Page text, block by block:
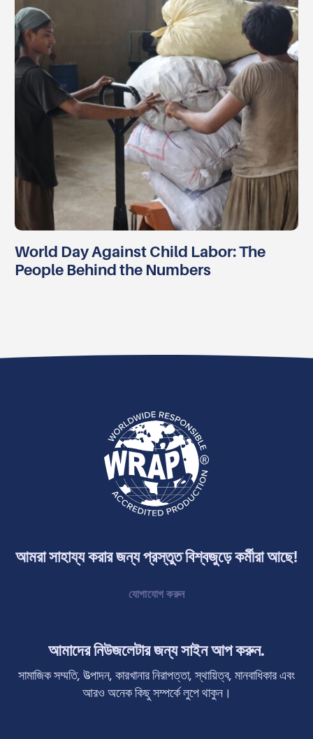
World Day Against Child Labor: The
People Behind the Numbers
আমরা সাহায্য করার জন্য প্রস্তুত বিশ্বজুড়ে কর্মীরা আছে!
যোগাযোগ করুন
আমাদের নিউজলেটার জন্য সাইন আপ করুন.
সামাজিক সম্মতি, উত্পাদন, কারখানার নিরাপত্তা, স্থায়িত্ব, মানবাধিকার এবং
আরও অনেক কিছু সম্পর্কে লুপে থাকুন।